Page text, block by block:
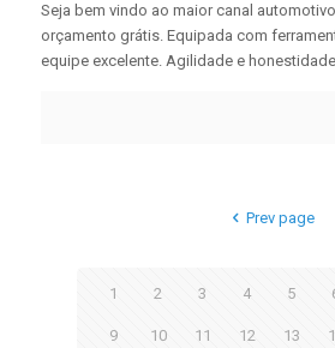
Seja bem vindo ao maior canal automotivo
orçamento grátis. Equipada com
equipe excelente. Agilidade e honestidade
Prev page
1 2 3 4 5
9 10 11 12 13